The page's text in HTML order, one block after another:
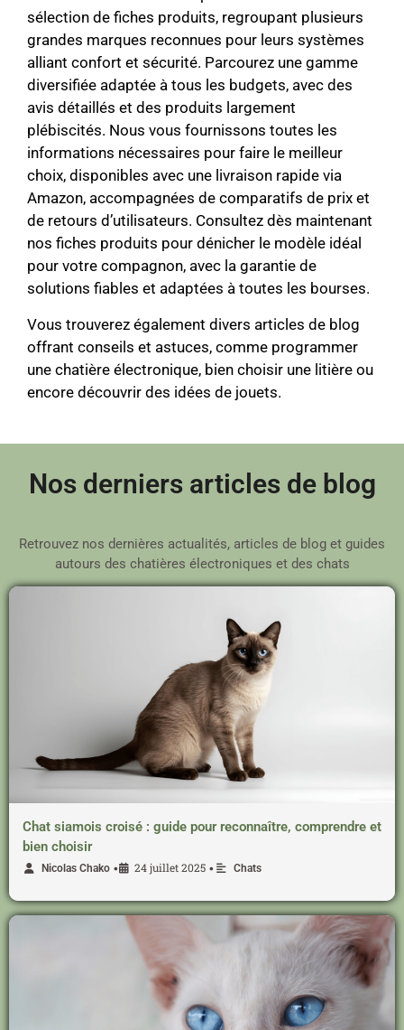
sélection de fiches produits, regroupant plusieurs
grandes marques reconnues pour leurs systèmes
alliant confort et sécurité. Parcourez une gamme
diversifiée adaptée à tous les budgets, avec des
avis détaillés et des produits largement
plébiscités. Nous vous fournissons toutes les
informations nécessaires pour faire le meilleur
choix, disponibles avec une livraison rapide via
Amazon, accompagnées de comparatifs de prix et
de retours d’utilisateurs. Consultez dès maintenant
nos fiches produits pour dénicher le modèle idéal
pour votre compagnon, avec la garantie de
solutions fiables et adaptées à toutes les bourses.
Vous trouverez également divers articles de blog
offrant conseils et astuces, comme programmer
une chatière électronique, bien choisir une litière ou
encore découvrir des idées de jouets.
Nos derniers articles de blog
Retrouvez nos dernières actualités, articles de blog et guides
autours des chatières électroniques et des chats
Chat siamois croisé : guide pour reconnaître, comprendre et
bien choisir
Nicolas Chako • 24 juillet 2025 • Chats